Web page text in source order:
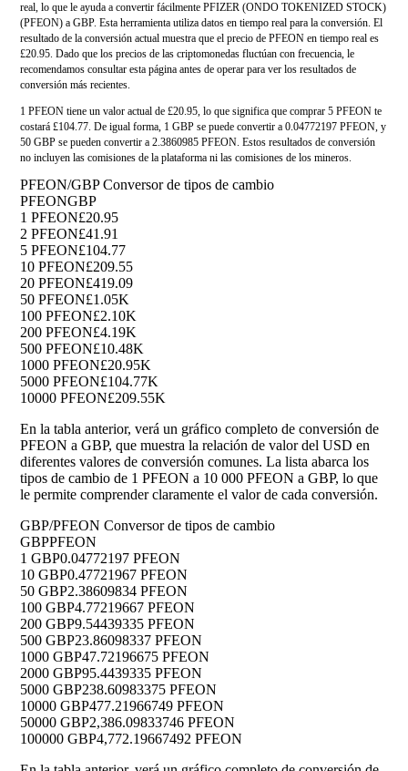
real, lo que le ayuda a convertir fácilmente PFIZER (ONDO TOKENIZED STOCK)
(PFEON) a GBP. Esta herramienta utiliza datos en tiempo real para la conversión. El
resultado de la conversión actual muestra que el precio de PFEON en tiempo real es
£20.95. Dado que los precios de las criptomonedas fluctúan con frecuencia, le
recomendamos consultar esta página antes de operar para ver los resultados de
conversión más recientes.
1 PFEON tiene un valor actual de £20.95, lo que significa que comprar 5 PFEON te
costará £104.77. De igual forma, 1 GBP se puede convertir a 0.04772197 PFEON, y
50 GBP se pueden convertir a 2.3860985 PFEON. Estos resultados de conversión
no incluyen las comisiones de la plataforma ni las comisiones de los mineros.
PFEON/GBP Conversor de tipos de cambio
PFEONGBP
1 PFEON£20.95
2 PFEON£41.91
5 PFEON£104.77
10 PFEON£209.55
20 PFEON£419.09
50 PFEON£1.05K
100 PFEON£2.10K
200 PFEON£4.19K
500 PFEON£10.48K
1000 PFEON£20.95K
5000 PFEON£104.77K
10000 PFEON£209.55K
En la tabla anterior, verá un gráfico completo de conversión de
PFEON a GBP, que muestra la relación de valor del USD en
diferentes valores de conversión comunes. La lista abarca los
tipos de cambio de 1 PFEON a 10 000 PFEON a GBP, lo que
le permite comprender claramente el valor de cada conversión.
GBP/PFEON Conversor de tipos de cambio
GBPPFEON
1 GBP0.04772197 PFEON
10 GBP0.47721967 PFEON
50 GBP2.38609834 PFEON
100 GBP4.77219667 PFEON
200 GBP9.54439335 PFEON
500 GBP23.86098337 PFEON
1000 GBP47.72196675 PFEON
2000 GBP95.4439335 PFEON
5000 GBP238.60983375 PFEON
10000 GBP477.21966749 PFEON
50000 GBP2,386.09833746 PFEON
100000 GBP4,772.19667492 PFEON